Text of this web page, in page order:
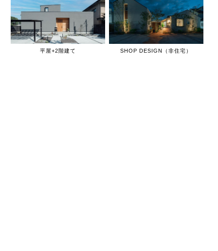
平屋+2階建て SHOP DESIGN（非住宅）